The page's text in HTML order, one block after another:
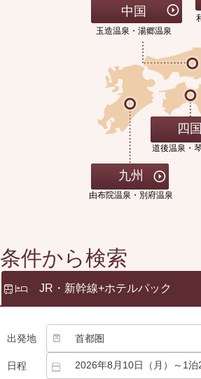
中国
玉造温泉・湯郷温泉
四国
道後温泉・
九州
由布院温泉・別府温泉
条件から検索
JR・新幹線+ホテルパック
出発地
日程